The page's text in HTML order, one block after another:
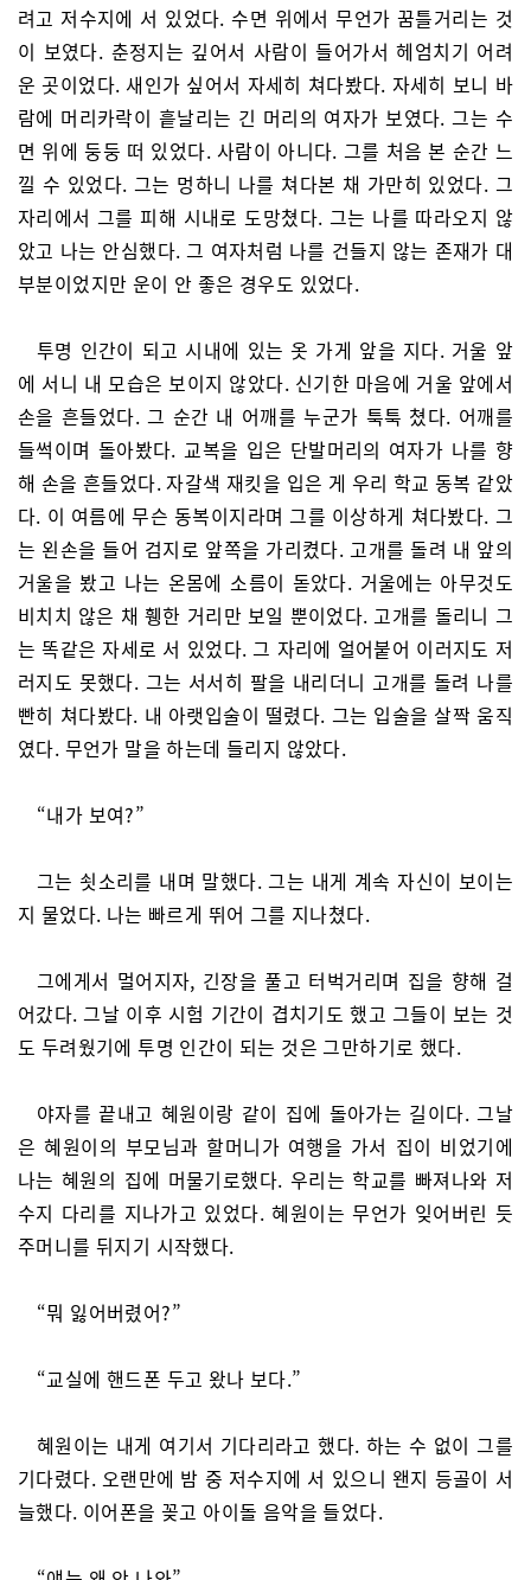
려고 저수지에 서 있었다. 수면 위에서 무언가 꿈틀거리는 것
이 보였다. 춘정지는 깊어서 사람이 들어가서 헤엄치기 어려
운 곳이었다. 새인가 싶어서 자세히 쳐다봤다. 자세히 보니 바
람에 머리카락이 흩날리는 긴 머리의 여자가 보였다. 그는 수
면 위에 둥둥 떠 있었다. 사람이 아니다. 그를 처음 본 순간 느
낄 수 있었다. 그는 멍하니 나를 쳐다본 채 가만히 있었다. 그
자리에서 그를 피해 시내로 도망쳤다. 그는 나를 따라오지 않
았고 나는 안심했다. 그 여자처럼 나를 건들지 않는 존재가 대
부분이었지만 운이 안 좋은 경우도 있었다.
투명 인간이 되고 시내에 있는 옷 가게 앞을 지다. 거울 앞
에 서니 내 모습은 보이지 않았다. 신기한 마음에 거울 앞에서
손을 흔들었다. 그 순간 내 어깨를 누군가 툭툭 쳤다. 어깨를
들썩이며 돌아봤다. 교복을 입은 단발머리의 여자가 나를 향
해 손을 흔들었다. 자갈색 재킷을 입은 게 우리 학교 동복 같았
다. 이 여름에 무슨 동복이지라며 그를 이상하게 쳐다봤다. 그
는 왼손을 들어 검지로 앞쪽을 가리켰다. 고개를 돌려 내 앞의
거울을 봤고 나는 온몸에 소름이 돋았다. 거울에는 아무것도
비치치 않은 채 휑한 거리만 보일 뿐이었다. 고개를 돌리니 그
는 똑같은 자세로 서 있었다. 그 자리에 얼어붙어 이러지도 저
러지도 못했다. 그는 서서히 팔을 내리더니 고개를 돌려 나를
빤히 쳐다봤다. 내 아랫입술이 떨렸다. 그는 입술을 살짝 움직
였다. 무언가 말을 하는데 들리지 않았다.
“내가 보여?”
그는 쇳소리를 내며 말했다. 그는 내게 계속 자신이 보이는
지 물었다. 나는 빠르게 뛰어 그를 지나쳤다.
그에게서 멀어지자, 긴장을 풀고 터벅거리며 집을 향해 걸
어갔다. 그날 이후 시험 기간이 겹치기도 했고 그들이 보는 것
도 두려웠기에 투명 인간이 되는 것은 그만하기로 했다.
야자를 끝내고 혜원이랑 같이 집에 돌아가는 길이다. 그날
은 혜원이의 부모님과 할머니가 여행을 가서 집이 비었기에
나는 혜원의 집에 머물기로했다. 우리는 학교를 빠져나와 저
수지 다리를 지나가고 있었다. 혜원이는 무언가 잊어버린 듯
주머니를 뒤지기 시작했다.
“뭐 잃어버렸어?”
“교실에 핸드폰 두고 왔나 보다.”
혜원이는 내게 여기서 기다리라고 했다. 하는 수 없이 그를
기다렸다. 오랜만에 밤 중 저수지에 서 있으니 왠지 등골이 서
늘했다. 이어폰을 꽂고 아이돌 음악을 들었다.